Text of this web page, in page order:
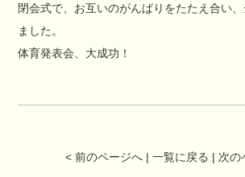
閉会式で、お互いのがんばりをたたえ合い
ました。
体育発表会、大成功！
< 前のページへ | 一覧に戻る | 次の